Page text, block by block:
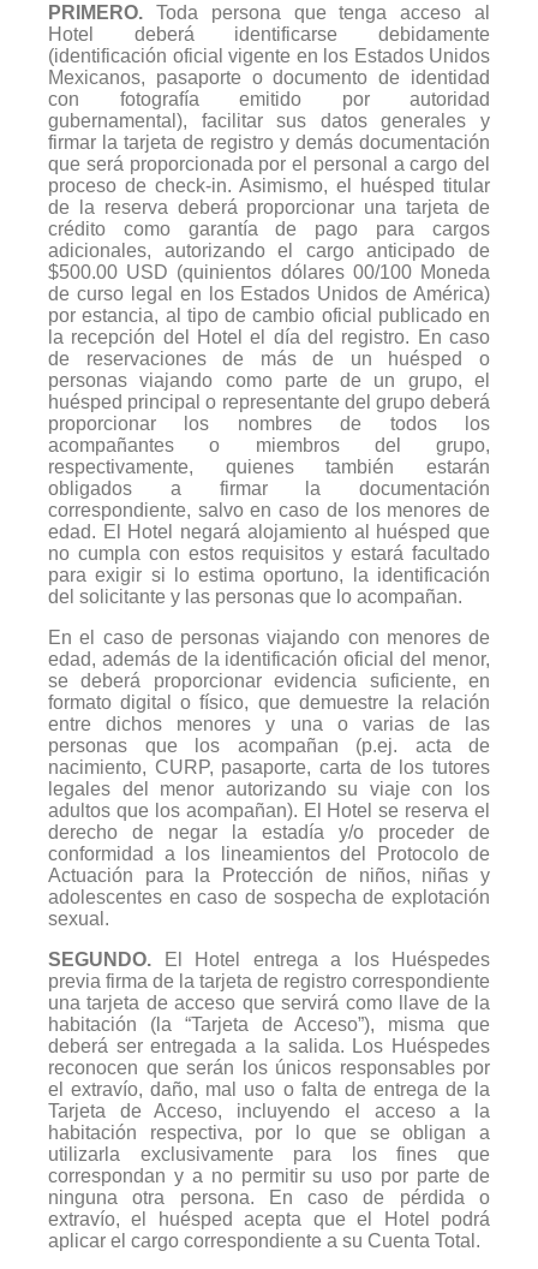
PRIMERO. Toda persona que tenga acceso al
Hotel deberá identificarse debidamente
(identificación oficial vigente en los Estados Unidos
Mexicanos, pasaporte o documento de identidad
con fotografía emitido por autoridad
gubernamental), facilitar sus datos generales y
firmar la tarjeta de registro y demás documentación
que será proporcionada por el personal a cargo del
proceso de check-in. Asimismo, el huésped titular
de la reserva deberá proporcionar una tarjeta de
crédito como garantía de pago para cargos
adicionales, autorizando el cargo anticipado de
$500.00 USD (quinientos dólares 00/100 Moneda
de curso legal en los Estados Unidos de América)
por estancia, al tipo de cambio oficial publicado en
la recepción del Hotel el día del registro. En caso
de reservaciones de más de un huésped o
personas viajando como parte de un grupo, el
huésped principal o representante del grupo deberá
proporcionar los nombres de todos los
acompañantes o miembros del grupo,
respectivamente, quienes también estarán
obligados a firmar la documentación
correspondiente, salvo en caso de los menores de
edad. El Hotel negará alojamiento al huésped que
no cumpla con estos requisitos y estará facultado
para exigir si lo estima oportuno, la identificación
del solicitante y las personas que lo acompañan.
En el caso de personas viajando con menores de
edad, además de la identificación oficial del menor,
se deberá proporcionar evidencia suficiente, en
formato digital o físico, que demuestre la relación
entre dichos menores y una o varias de las
personas que los acompañan (p.ej. acta de
nacimiento, CURP, pasaporte, carta de los tutores
legales del menor autorizando su viaje con los
adultos que los acompañan). El Hotel se reserva el
derecho de negar la estadía y/o proceder de
conformidad a los lineamientos del Protocolo de
Actuación para la Protección de niños, niñas y
adolescentes en caso de sospecha de explotación
sexual.
SEGUNDO. El Hotel entrega a los Huéspedes
previa firma de la tarjeta de registro correspondiente
una tarjeta de acceso que servirá como llave de la
habitación (la “Tarjeta de Acceso”), misma que
deberá ser entregada a la salida. Los Huéspedes
reconocen que serán los únicos responsables por
el extravío, daño, mal uso o falta de entrega de la
Tarjeta de Acceso, incluyendo el acceso a la
habitación respectiva, por lo que se obligan a
utilizarla exclusivamente para los fines que
correspondan y a no permitir su uso por parte de
ninguna otra persona. En caso de pérdida o
extravío, el huésped acepta que el Hotel podrá
aplicar el cargo correspondiente a su Cuenta Total.